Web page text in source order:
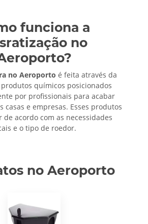
funciona a
no
no Aeroporto é feita através da
químicos posicionados
por profissionais para acabar
casas e empresas. Esses produtos
de acordo com as necessidades
e o tipo de roedor.
no Aeroporto